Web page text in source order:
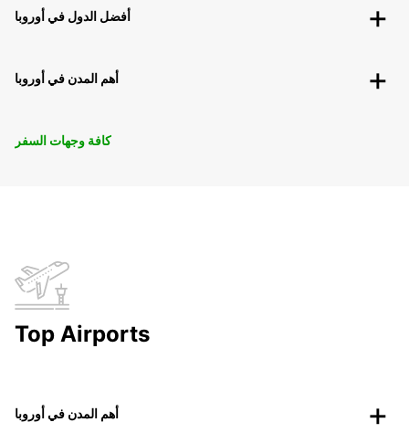
أفضل الدول في أوروبا
أهم المدن في أوروبا
كافة وجهات السفر
Top Airports
أهم المدن في أوروبا